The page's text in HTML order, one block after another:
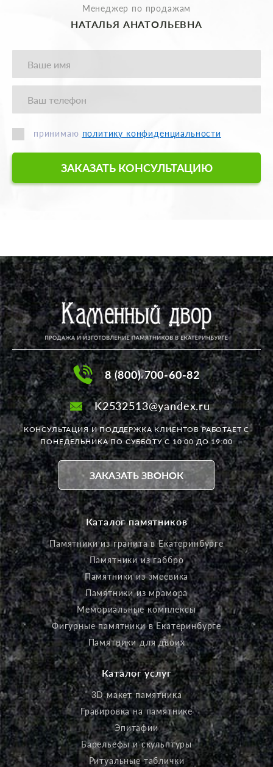
Менеджер по продажам
НАТАЛЬЯ АНАТОЛЬЕВНА
принимаю политику конфиденциальности
ЗАКАЗАТЬ КОНСУЛЬТАЦИЮ
8 (800) 700-60-82
K2532513@yandex.ru
КОНСУЛЬТАЦИЯ И ПОДДЕРЖКА КЛИЕНТОВ РАБОТАЕТС
ПОНЕДЕЛЬНИКА ПО СУББОТУ С 10:00 ДО 19:00
ЗАКАЗАТЬ ЗВОНОК
Каталог памятников
Памятники из гранита в Екатеринбурге
Памятники из габбро
Памятники из змеевика
Памятники из мрамора
Мемориальные комплексы
Фигурные памятники в Екатеринбурге
Памятники для двоих
Каталог услуг
3D макет памятника
Гравировка на памятнике
Эпитафии
Барельефы и скульптуры
Ритуальные таблички